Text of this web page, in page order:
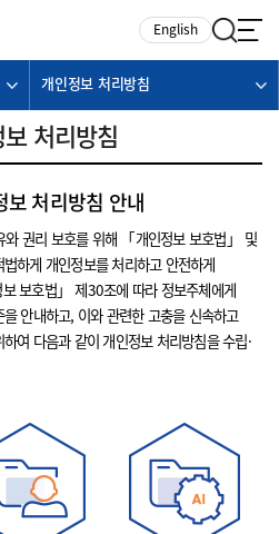
English
개인정보 처리방침
처리방침
보 처리방침 안내
와 권리 보호를 위해 「개인정보 보호법」 및
하게 개인정보를 처리하고 안전하게
보호법」 제30조에 따라 정보주체에게
안내하고, 이와 관련한 고충을 신속하고
여 다음과 같이 개인정보 처리방침을 수립·